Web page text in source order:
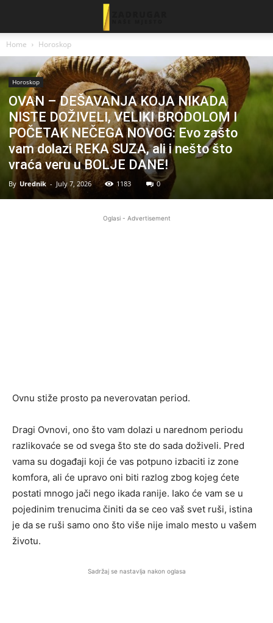
Home Horoskop
Horoskop
OVAN – DEŠAVANJA KOJA NIKADA
NISTE DOŽIVELI, VELIKI BRODOLOM I
POČETAK NEČEGA NOVOG: Evo zašto
vam dolazi REKA SUZA, ali i nešto što
vraća veru u BOLJE DANE!
By Urednik - July 7, 2026 1183 0
Oglasi - Advertisement
Ovnu stiže prosto pa neverovatan period.
Dragi Ovnovi, ono što vam dolazi u narednom periodu
razlikovaće se od svega što ste do sada doživeli. Pred
vama su događaji koji će vas potpuno izbaciti iz zone
komfora, ali će upravo oni biti razlog zbog kojeg ćete
postati mnogo jači nego ikada ranije. Iako će vam se u
pojedinim trenucima činiti da se ceo vaš svet ruši, istina
je da se ruši samo ono što više nije imalo mesto u vašem
životu.
Sadržaj se nastavlja nakon oglasa